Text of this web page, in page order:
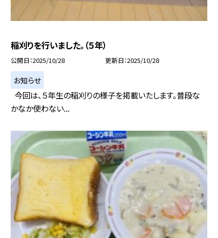
稲刈りを行いました。（５年）
公開日 2025/10/28 更新日 2025/10/28
お知らせ
今回は、５年生の稲刈りの様子を掲載いたします。普段な
かなか使わない...